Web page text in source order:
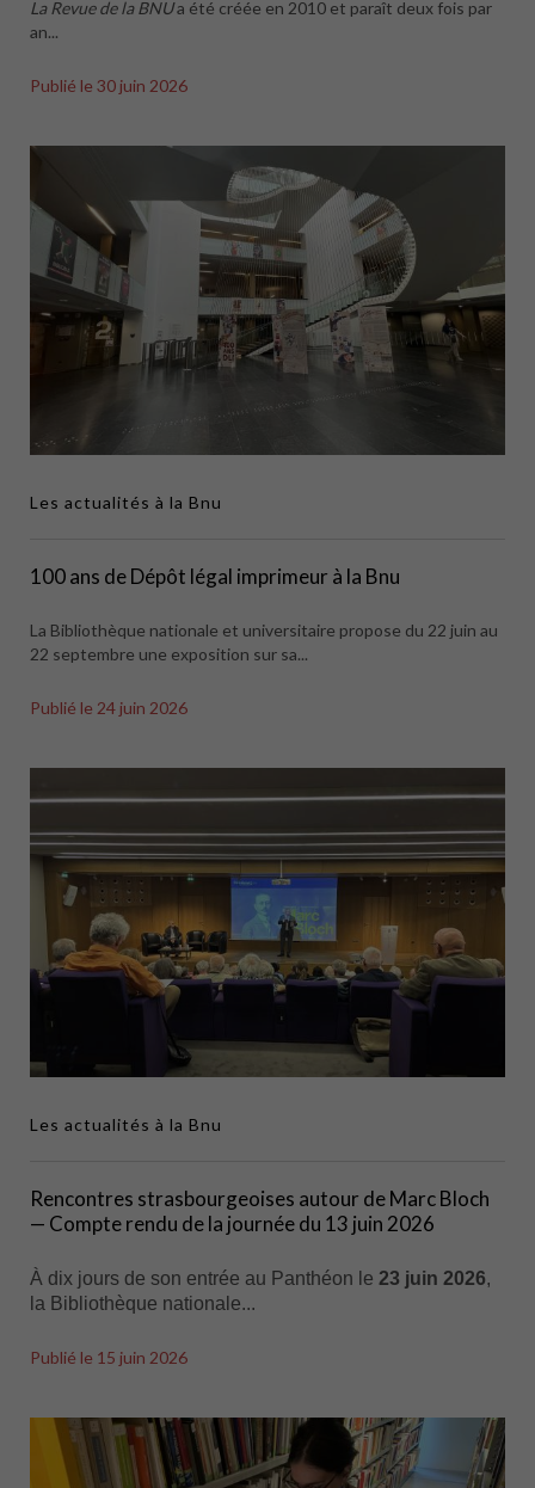
La Revue de la BNUa été créée en 2010 et paraît deux fois par
an...
Publié le 30 juin 2026
Les actualités à la Bnu
100 ans de Dépôt légal imprimeur à la Bnu
La Bibliothèque nationale et universitaire propose du 22 juin au
22 septembre une exposition sur sa...
Publié le 24 juin 2026
Les actualités à la Bnu
Rencontres strasbourgeoises autour de Marc Bloch
— Compte rendu de la journée du 13 juin 2026
À dix jours de son entrée au Panthéon le 23 juin 2026,
la Bibliothèque nationale...
Publié le 15 juin 2026